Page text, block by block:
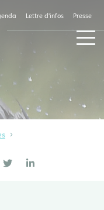
Lettre d'infos Presse